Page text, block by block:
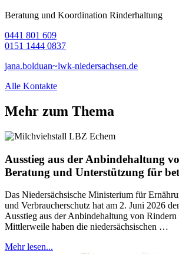
Beratung und Koordination Rinderhaltung
0441 801 609
0151 1444 0837
jana.bolduan~lwk-niedersachsen.de
Alle Kontakte
Mehr zum Thema
Ausstieg aus der Anbindehaltung
Beratung und Unterstützung für
Das Niedersächsische Ministerium für
und Verbraucherschutz hat am 2. Juni 2026
Ausstieg aus der Anbindehaltung von
Mittlerweile haben die niedersächsischen …
Mehr lesen...